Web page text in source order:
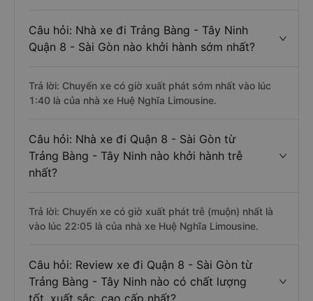
Câu hỏi: Nhà xe đi Trảng Bàng - Tây Ninh
Quận 8 - Sài Gòn nào khởi hành sớm nhất?
Trả lời: Chuyến xe có giờ xuất phát sớm nhất vào lúc
1:40 là của nhà xe Huệ Nghĩa Limousine.
Câu hỏi: Nhà xe đi Quận 8 - Sài Gòn từ
Trảng Bàng - Tây Ninh nào khởi hành trễ
nhất?
Trả lời: Chuyến xe có giờ xuất phát trễ (muộn) nhất là
vào lúc 22:05 là của nhà xe Huệ Nghĩa Limousine.
Câu hỏi: Review xe đi Quận 8 - Sài Gòn từ
Trảng Bàng - Tây Ninh nào có chất lượng
tốt, xuất sắc, cao cấp nhất?